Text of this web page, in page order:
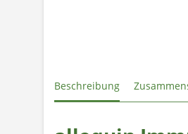
Beschreibung